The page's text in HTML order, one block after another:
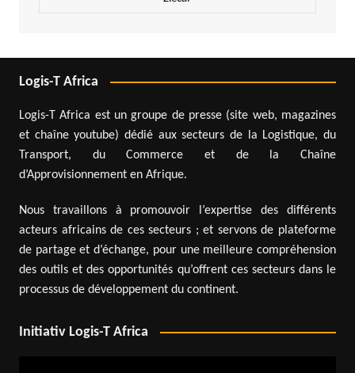
Logis-T Africa
Logis-T Africa est un groupe de presse (site web, magazines
et chaîne youtube) dédié aux secteurs de la Logistique, du
Transport, du Commerce et de la Chaîne
d’Approvisionnement en Afrique.
Nous travaillons à promouvoir l’expertise des différents
acteurs africains de ces secteurs ; et servons de plateforme
de partage et d’échange, pour une meilleure compréhension
des outils et des opportunités qu’offrent ces secteurs dans le
processus de développement du continent.
Initiativ Logis-T Africa